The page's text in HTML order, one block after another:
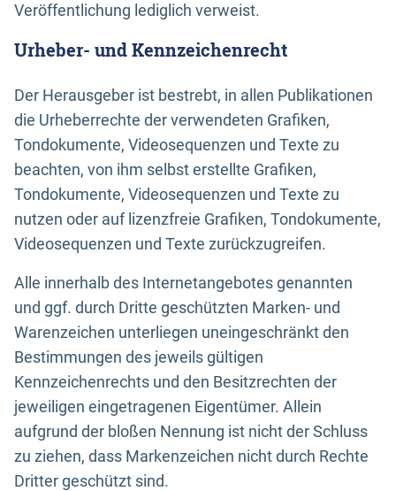
Veröffentlichung lediglich verweist.
Urheber- und Kennzeichenrecht
Der Herausgeber ist bestrebt, in allen Publikationen
die Urheberrechte der verwendeten Grafiken,
Tondokumente, Videosequenzen und Texte zu
beachten, von ihm selbst erstellte Grafiken,
Tondokumente, Videosequenzen und Texte zu
nutzen oder auf lizenzfreie Grafiken, Tondokumente,
Videosequenzen und Texte zurückzugreifen.
Alle innerhalb des Internetangebotes genannten
und ggf. durch Dritte geschützten Marken- und
Warenzeichen unterliegen uneingeschränkt den
Bestimmungen des jeweils gültigen
Kennzeichenrechts und den Besitzrechten der
jeweiligen eingetragenen Eigentümer. Allein
aufgrund der bloßen Nennung ist nicht der Schluss
zu ziehen, dass Markenzeichen nicht durch Rechte
Dritter geschützt sind.